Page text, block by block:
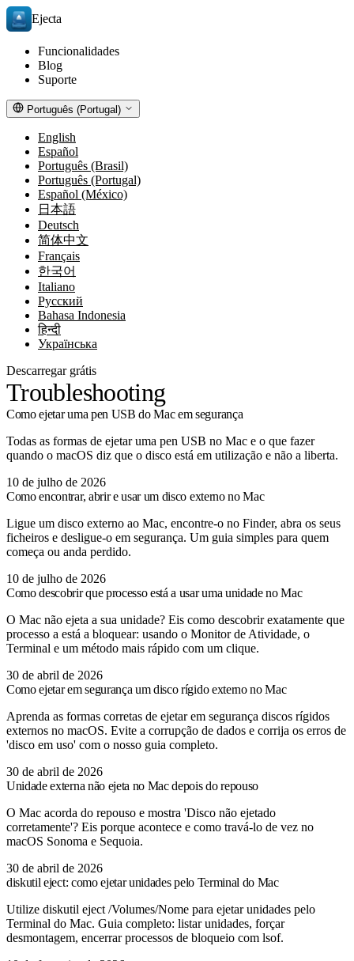
Ejecta
Funcionalidades
Blog
Suporte
Português (Portugal)
English
Español
Português (Brasil)
Português (Portugal)
Español (México)
日本語
Deutsch
简体中文
Français
한국어
Italiano
Русский
Bahasa Indonesia
हिन्दी
Українська
Descarregar grátis
Troubleshooting
Como ejetar uma pen USB do Mac em segurança
Todas as formas de ejetar uma pen USB no Mac e o que fazer
quando o macOS diz que o disco está em utilização e não a liberta.
10 de julho de 2026
Como encontrar, abrir e usar um disco externo no Mac
Ligue um disco externo ao Mac, encontre-o no Finder, abra os seus
ficheiros e desligue-o em segurança. Um guia simples para quem
começa ou anda perdido.
10 de julho de 2026
Como descobrir que processo está a usar uma unidade no Mac
O Mac não ejeta a sua unidade? Eis como descobrir exatamente que
processo a está a bloquear: usando o Monitor de Atividade, o
Terminal e um método mais rápido com um clique.
30 de abril de 2026
Como ejetar em segurança um disco rígido externo no Mac
Aprenda as formas corretas de ejetar em segurança discos rígidos
externos no macOS. Evite a corrupção de dados e corrija os erros de
'disco em uso' com o nosso guia completo.
30 de abril de 2026
Unidade externa não ejeta no Mac depois do repouso
O Mac acorda do repouso e mostra 'Disco não ejetado
corretamente'? Eis porque acontece e como travá-lo de vez no
macOS Sonoma e Sequoia.
30 de abril de 2026
diskutil eject: como ejetar unidades pelo Terminal do Mac
Utilize diskutil eject /Volumes/Nome para ejetar unidades pelo
Terminal do Mac. Guia completo: listar unidades, forçar
desmontagem, encerrar processos de bloqueio com lsof.